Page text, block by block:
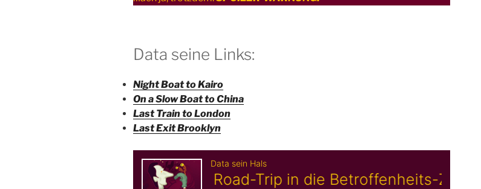
Data seine Links:
Night Boat to Kairo
On a Slow Boat to China
Last Train to London
Last Exit Brooklyn